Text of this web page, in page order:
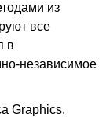
из
все
в
независимое
Graphics,